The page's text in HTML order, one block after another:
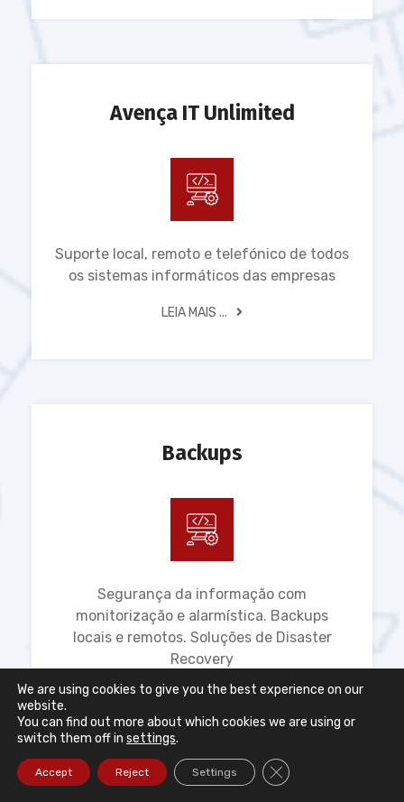
Avença IT Unlimited
Suporte local, remoto e telefónico de todos
os sistemas informáticos das empresas
LEIA MAIS ...
Backups
Segurança da informação com
monitorização e alarmística. Backups
locais e remotos. Soluções de Disaster
Recovery
LEIA MAIS ...
We are using cookies to give you the best experience on our
website.
You can find out more about which cookies we are using or
switch them off in settings.
Accept Reject Settings Close GDPR Cookie